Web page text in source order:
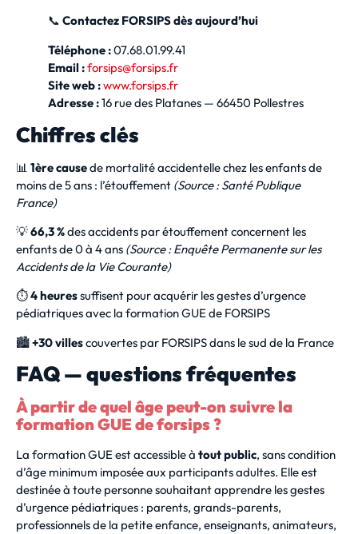
📞 Contactez FORSIPS dès aujourd’hui
Téléphone :07.68.01.99.41
Email :forsips@forsips.fr
Site web :www.forsips.fr
Adresse :16 rue des Platanes — 66450 Pollestres
Chiffres clés
📊 1ère causede mortalité accidentelle chez les enfants de
moins de 5 ans : l’étouffement (Source : Santé Publique
France)
💡66,3 %des accidents par étouffement concernent les
enfants de 0 à 4 ans (Source : Enquête Permanente sur les
Accidents de la Vie Courante)
⏱️4 heuressuffisent pour acquérir les gestes d’urgence
pédiatriques avec la formation GUE de FORSIPS
🏙️+30 villescouvertes par FORSIPS dans le sud de la France
FAQ — questions fréquentes
À partir de quel âge peut-on suivre la
formation GUE de forsips ?
La formation GUE est accessible à tout public, sans condition
d’âge minimum imposée aux participants adultes. Elle est
destinée à toute personne souhaitant apprendre les gestes
d’urgence pédiatriques : parents, grands-parents,
professionnels de la petite enfance, enseignants, animateurs,